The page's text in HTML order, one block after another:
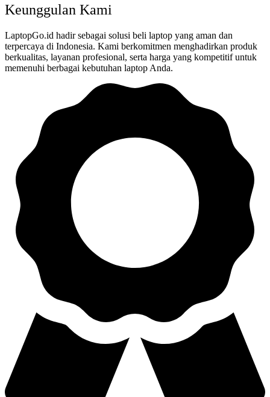
Keunggulan Kami
LaptopGo.id hadir sebagai solusi beli laptop yang aman dan
terpercaya di Indonesia. Kami berkomitmen menghadirkan produk
berkualitas, layanan profesional, serta harga yang kompetitif untuk
memenuhi berbagai kebutuhan laptop Anda.